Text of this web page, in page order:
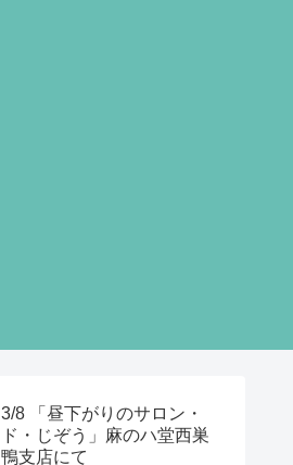
3/8 「昼下がりのサロン・
ド・じぞう」麻のハ堂西巣
鴨支店にて